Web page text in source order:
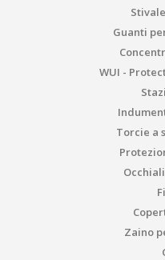
Guanti
WUI -
Torcie a
Zaino